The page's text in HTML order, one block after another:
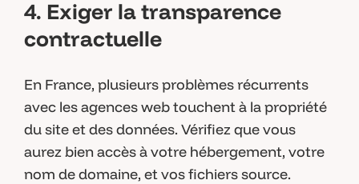
4. Exiger la transparence
contractuelle
En France, plusieurs problèmes récurrents
avec les agences web touchent à la propriété
du site et des données. Vérifiez que vous
aurez bien accès à votre hébergement, votre
nom de domaine, et vos fichiers source.